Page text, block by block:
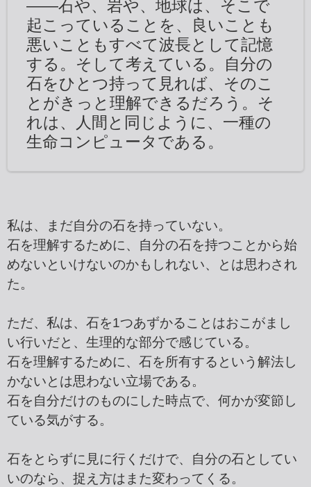
――石や、岩や、地球は、そこで
起こっていることを、良いことも
悪いこともすべて波長として記憶
する。そして考えている。自分の
石をひとつ持って見れば、そのこ
とがきっと理解できるだろう。そ
れは、人間と同じように、一種の
生命コンピュータである。
私は、まだ自分の石を持っていない。
石を理解するために、自分の石を持つことから始
めないといけないのかもしれない、とは思わされ
た。
ただ、私は、石を1つあずかることはおこがまし
い行いだと、生理的な部分で感じている。
石を理解するために、石を所有するという解法し
かないとは思わない立場である。
石を自分だけのものにした時点で、何かが変節し
ている気がする。
石をとらずに見に行くだけで、自分の石としてい
いのなら、捉え方はまた変わってくる。